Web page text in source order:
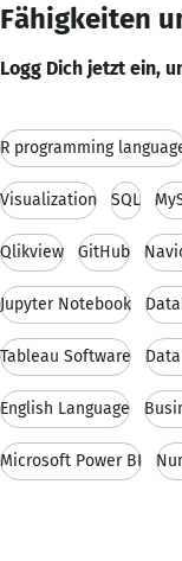
Fähigkeiten
Logg Dich jetzt ein,
R programming
Visualization SQL
Qlikview GitHub
Jupyter Notebook
Tableau Software
English Language
Microsoft Power BI